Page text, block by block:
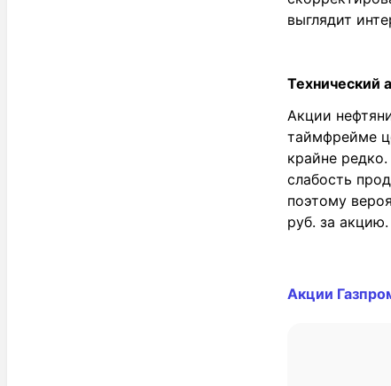
выглядит
Технический
Акции
таймфрейме
крайне
слабость
поэтому
руб. за акцию.
Акции